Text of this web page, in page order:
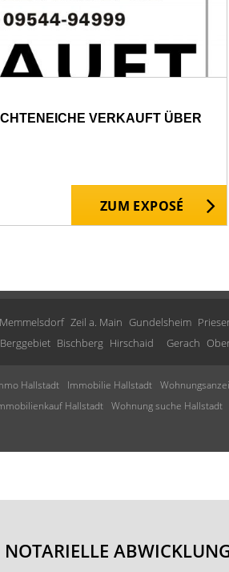
VERKAUFT ÜBER
ZUM EXPOSÉ
Memmelsdorf Zeil a. Main Gundelsheim
Bischberg Hirschaid Gerach
Hallstadt Immobilie Hallstadt
Hallstadt Wohnung suche Hallstadt
NOTARIELLE